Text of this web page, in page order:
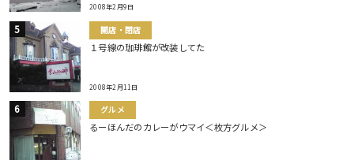
2008年2月9日
開店・閉店
１号線の珈琲館が改装してた
2008年2月11日
グルメ
るーほんだのカレーがウマイ＜枚方グルメ＞